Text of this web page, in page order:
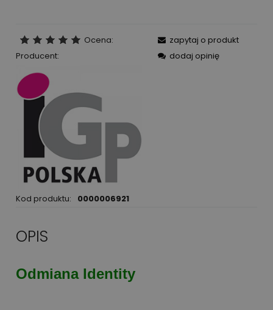
Ocena:
Producent:
Kod produktu: 0000006921
zapytaj o produkt
dodaj opinię
OPIS
Odmiana Identity